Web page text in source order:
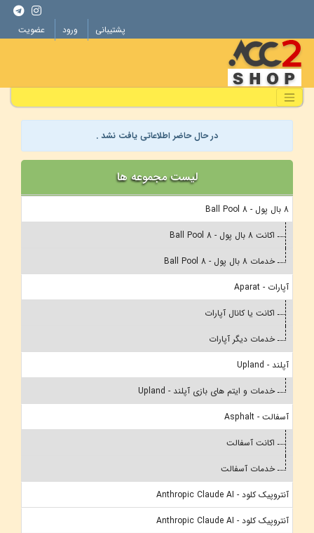
پشتیبانی ورود عضویت
در حال حاضر اطلاعاتی یافت نشد .
لیست مجموعه ها
8 بال پول - 8 Ball Pool
اکانت 8 بال پول - 8 Ball Pool
خدمات 8 بال پول - 8 Ball Pool
آپارات - Aparat
اکانت یا کانال آپارات
خدمات دیگر آپارات
آپلند - Upland
خدمات و ایتم های بازی آپلند - Upland
آسفالت - Asphalt
اکانت آسفالت
خدمات آسفالت
آنتروپیک کلود - Anthropic Claude AI
آنتروپیک کلود - Anthropic Claude AI